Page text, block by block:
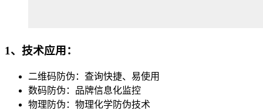
1、技术应用：
二维码防伪：查询快捷、易使用
数码防伪：品牌信息化监控
物理防伪：物理化学防伪技术